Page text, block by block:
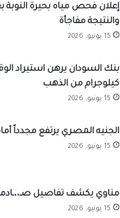
إعلان فحص مياه بحيرة النوبة
والنتيجة مفاجأة
15 يونيو، 2026
كيلوجرام من الذهب
15 يونيو، 2026
الجنيه المصري يرتفع مجدداً
15 يونيو، 2026
مناوي يكشف تفاصيل
15 يونيو، 2026